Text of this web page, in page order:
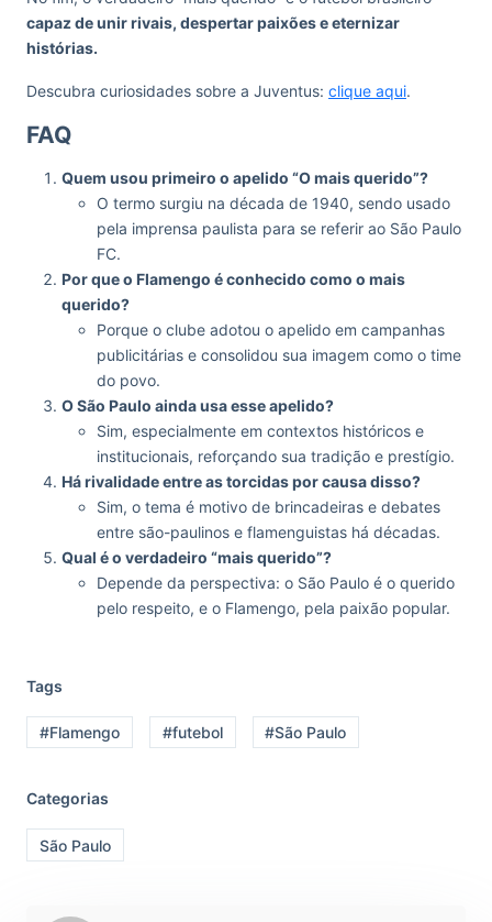
capaz de unir rivais, despertar paixões e eternizar
histórias.
Descubra curiosidades sobre a Juventus: clique aqui.
FAQ
Quem usou primeiro o apelido “O mais querido”?
O termo surgiu na década de 1940, sendo usado
pela imprensa paulista para se referir ao São Paulo
FC.
Por que o Flamengo é conhecido como o mais
querido?
Porque o clube adotou o apelido em campanhas
publicitárias e consolidou sua imagem como o time
do povo.
O São Paulo ainda usa esse apelido?
Sim, especialmente em contextos históricos e
institucionais, reforçando sua tradição e prestígio.
Há rivalidade entre as torcidas por causa disso?
Sim, o tema é motivo de brincadeiras e debates
entre são-paulinos e flamenguistas há décadas.
Qual é o verdadeiro “mais querido”?
Depende da perspectiva: o São Paulo é o querido
pelo respeito, e o Flamengo, pela paixão popular.
Tags
#Flamengo #futebol #São Paulo
Categorias
São Paulo